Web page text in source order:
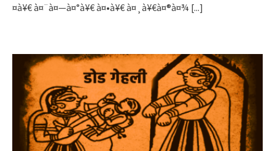
¤à¥€ à¤¨à¤—à¤°à¥€ à¤•à¥€ à¤¸à¥€à¤®à¤¾ [...]